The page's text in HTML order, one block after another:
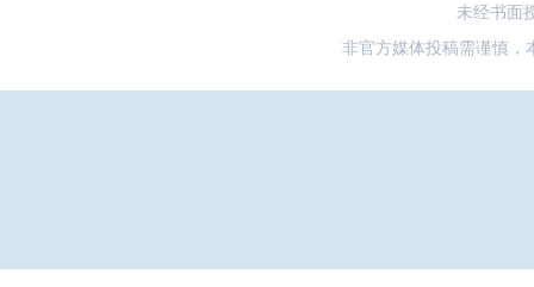
未经书面
非官方媒体投稿需谨慎，